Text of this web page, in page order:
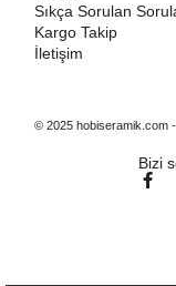
Sıkça Sorulan
Kargo Takip
İletişim
© 2025 hobiseramik.com -
Bizi